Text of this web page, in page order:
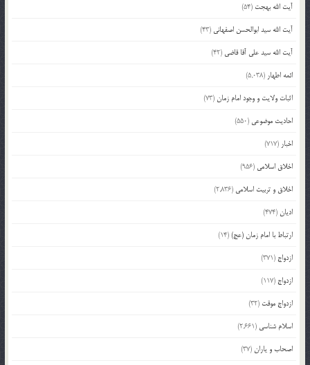
آیت الله بهجت (54)
آیت الله سید ابوالحسن اصفهانی (43)
آیت الله سید علی آقا قاضی (42)
ائمه اطهار (5,038)
اثبات ولایت و وجود امام زمان(73)
احادیث موضوعی (550)
اخبار (717)
اخلاق اسلامی (956)
اخلاق و تربیت اسلامی (2,836)
ادیان(474)
ارتباط با امام زمان (عج)(14)
ازدواج (371)
ازدواج (117)
ازدواج موقت (32)
اسلام شناسی (2,661)
اصحاب و یاران(37)